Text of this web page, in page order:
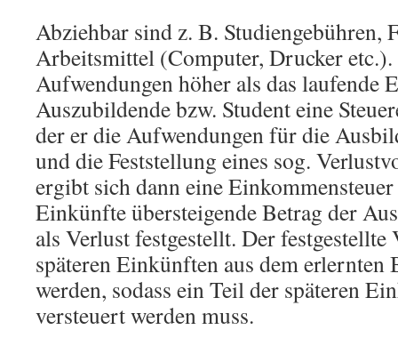
Abziehbar sind z. B. Studiengebühren,
Arbeitsmittel (Computer, Drucker etc.).
Aufwendungen höher als das laufende
Auszubildende bzw. Student eine
der er die Aufwendungen für die
und die Feststellung eines sog.
ergibt sich dann eine
Einkünfte übersteigende Betrag der
als Verlust festgestellt. Der
späteren Einkünften aus dem erlernten
werden, sodass ein Teil der späteren
versteuert werden muss.